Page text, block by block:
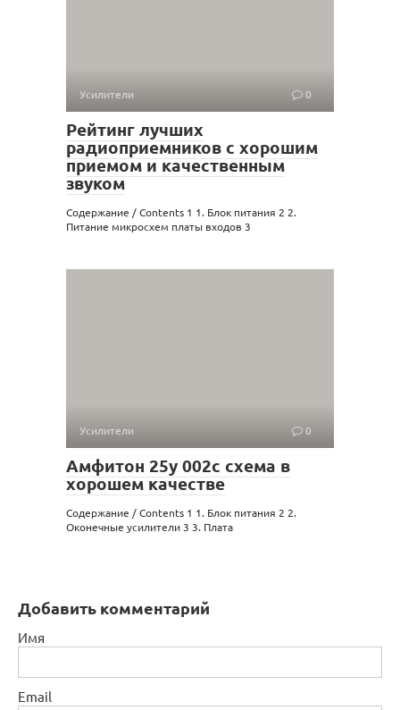
Усилители 0
Рейтинг лучших
радиоприемников с хорошим
приемом и качественным
звуком
Содержание / Contents 1 1. Блок питания 2 2.
Питание микросхем платы входов 3
Усилители 0
Амфитон 25у 002с схема в
хорошем качестве
Содержание / Contents 1 1. Блок питания 2 2.
Оконечные усилители 3 3. Плата
Добавить комментарий
Имя
Email